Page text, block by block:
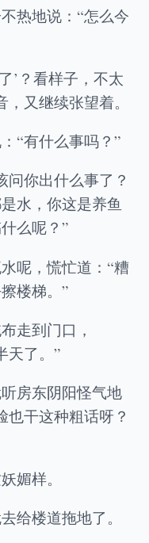
热地说：“怎么今
’？看样子，不太
又继续张望着。
“有什么事吗？”
问你出什么事了？
水，你这是养鱼
么呢？”
呢，慌忙道：“糟
楼梯。”
走到门口，
天了。”
房东阴阳怪气地
也干这种粗话呀？
媚样。
给楼道拖地了。